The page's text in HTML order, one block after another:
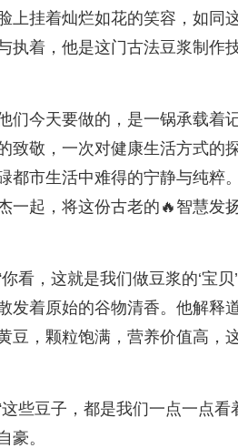
上挂着灿烂如花的笑容，如同
执着，他是这门古法豆浆制作
们今天要做的，是一锅承载着
致敬，一次对健康生活方式的
都市生活中难得的宁静与纯粹
一起，将这份古老的🔥智慧发扬
你看，这就是我们做豆浆的‘宝
发着原始的谷物清香。他解释
豆，颗粒饱满，营养价值高，
这些豆子，都是我们一点一点
豪。